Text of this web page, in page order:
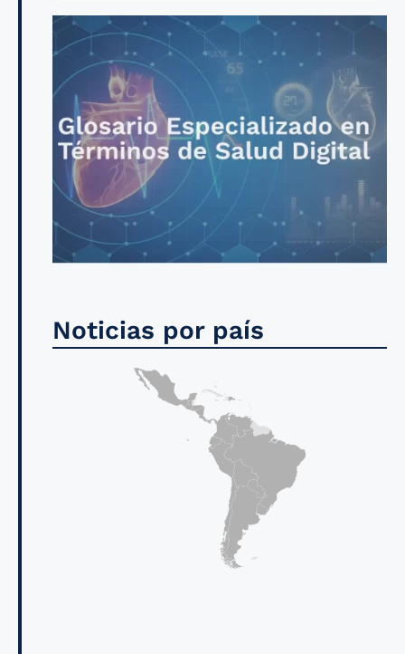
Noticias por país